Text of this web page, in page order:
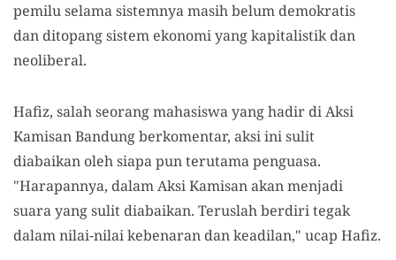
pemilu selama sistemnya masih belum demokratis
dan ditopang sistem ekonomi yang kapitalistik dan
neoliberal.
Hafiz, salah seorang mahasiswa yang hadir di Aksi
Kamisan Bandung berkomentar, aksi ini sulit
diabaikan oleh siapa pun terutama penguasa.
"Harapannya, dalam Aksi Kamisan akan menjadi
suara yang sulit diabaikan. Teruslah berdiri tegak
dalam nilai-nilai kebenaran dan keadilan," ucap Hafiz.